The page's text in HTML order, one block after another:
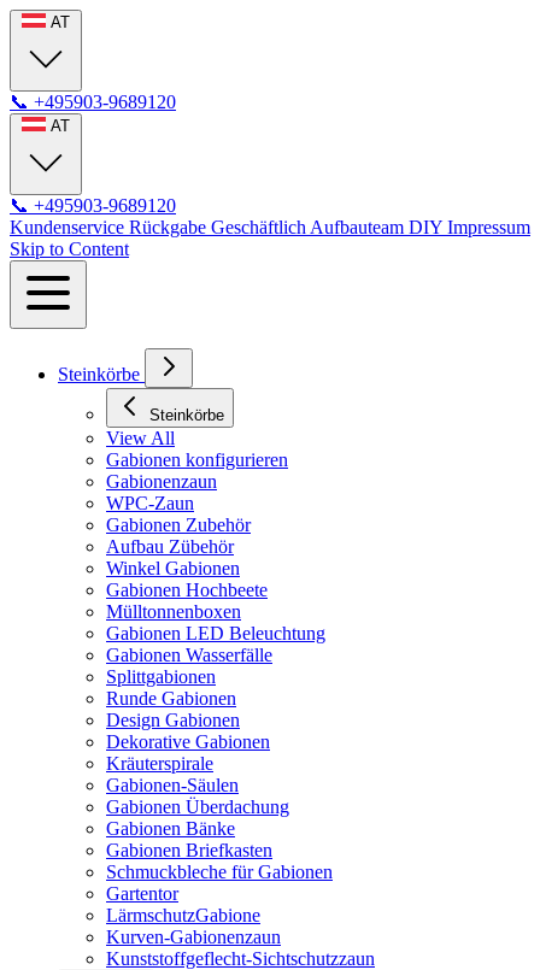
AT
📞 +495903-9689120
AT
📞 +495903-9689120
Kundenservice Rückgabe Geschäftlich Aufbauteam DIY Impressum
Skip to Content
Steinkörbe
Steinkörbe
View All
Gabionen konfigurieren
Gabionenzaun
WPC-Zaun
Gabionen Zubehör
Aufbau Zübehör
Winkel Gabionen
Gabionen Hochbeete
Mülltonnenboxen
Gabionen LED Beleuchtung
Gabionen Wasserfälle
Splittgabionen
Runde Gabionen
Design Gabionen
Dekorative Gabionen
Kräuterspirale
Gabionen-Säulen
Gabionen Überdachung
Gabionen Bänke
Gabionen Briefkasten
Schmuckbleche für Gabionen
Gartentor
LärmschutzGabione
Kurven-Gabionenzaun
Kunststoffgeflecht-Sichtschutzzaun